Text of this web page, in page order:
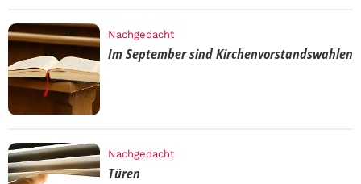
Nachgedacht
Im September sind Kirchenvorstandswahlen
Nachgedacht
Türen